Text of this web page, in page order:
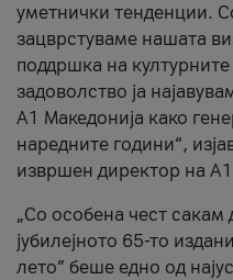
уметнички тенденции.
зацврстуваме нашата
поддршка на
задоволство ја
A1 Македонија како
наредните години“,
извршен директор на
„Со особена чест
јубилејното 65-то
лето” беше едно од